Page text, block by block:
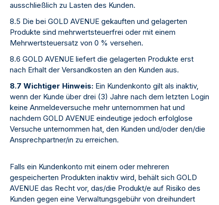
ausschließlich zu Lasten des Kunden.
8.5 Die bei GOLD AVENUE gekauften und gelagerten
Produkte sind mehrwertsteuerfrei oder mit einem
Mehrwertsteuersatz von 0 % versehen.
8.6 GOLD AVENUE liefert die gelagerten Produkte erst
nach Erhalt der Versandkosten an den Kunden aus.
8.7 Wichtiger Hinweis: Ein Kundenkonto gilt als inaktiv,
wenn der Kunde über drei (3) Jahre nach dem letzten Login
keine Anmeldeversuche mehr unternommen hat und
nachdem GOLD AVENUE eindeutige jedoch erfolglose
Versuche unternommen hat, den Kunden und/oder den/die
Ansprechpartner/in zu erreichen.
Falls ein Kundenkonto mit einem oder mehreren
gespeicherten Produkten inaktiv wird, behält sich GOLD
AVENUE das Recht vor, das/die Produkt/e auf Risiko des
Kunden gegen eine Verwaltungsgebühr von dreihundert